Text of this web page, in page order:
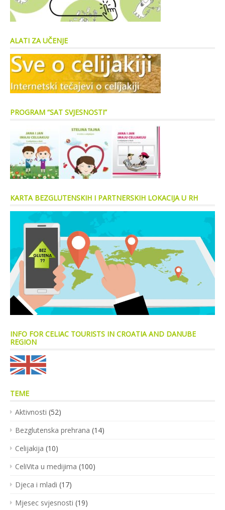
ALATI ZA UČENJE
PROGRAM “SAT SVJESNOSTI”
KARTA BEZGLUTENSKIH I PARTNERSKIH LOKACIJA U RH
INFO FOR CELIAC TOURISTS IN CROATIA AND DANUBE
REGION
TEME
Aktivnosti (52)
Bezglutenska prehrana (14)
Celijakija (10)
CeliVita u medijima (100)
Djeca i mladi (17)
Mjesec svjesnosti (19)